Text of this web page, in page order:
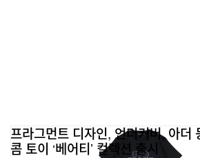
프라그먼트 디자인, 언더커버, 아더
콤 토이 ‘베어티’ 컬렉션 출시